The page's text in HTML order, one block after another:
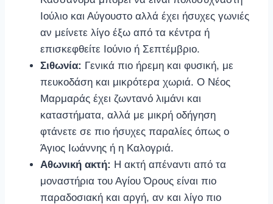
Ιούλιο και Αύγουστο αλλά έχει ήσυχες γωνιές
αν μείνετε λίγο έξω από τα κέντρα ή
επισκεφθείτε Ιούνιο ή Σεπτέμβριο.
Σιθωνία: Γενικά πιο ήρεμη και φυσική, με
πευκοδάση και μικρότερα χωριά. Ο Νέος
Μαρμαράς έχει ζωντανό λιμάνι και
καταστήματα, αλλά με μικρή οδήγηση
φτάνετε σε πιο ήσυχες παραλίες όπως ο
Άγιος Ιωάννης ή η Καλογριά.
Αθωνική ακτή: Η ακτή απέναντι από τα
μοναστήρια του Αγίου Όρους είναι πιο
παραδοσιακή και αργή, αν και λίγο πιο